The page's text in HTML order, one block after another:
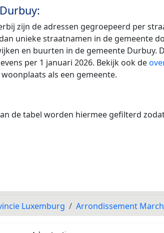
zijn de adressen gegroepeerd per
unieke straatnamen in de gemeente
en buurten in de gemeente Durbuy.
per 1 januari 2026. Bekijk ook de
als een gemeente.
de tabel worden hiermee gefilterd
Luxemburg Arrondissement